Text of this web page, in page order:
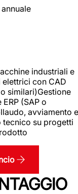
industriali e
con CAD
similari)Gestione
(SAP o
avviamento e
su progetti